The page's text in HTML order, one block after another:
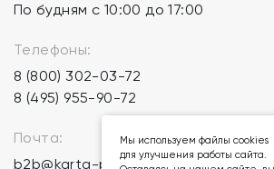
По будням с 10:00 до 17:00
Телефоны:
8 (800) 302-03-72
8 (495) 955-90-72
Почта:
b2b@karta-podarkov.ru
Мы используем файлы cookies
для улучшения работы сайта.